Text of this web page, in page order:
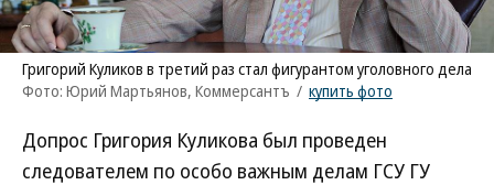
Григорий Куликов в третий раз стал фигурантом уголовного дела
Фото: Юрий Мартьянов, Коммерсантъ / купить фото
Допрос Григория Куликова был проведен
следователем по особо важным делам ГСУ ГУ